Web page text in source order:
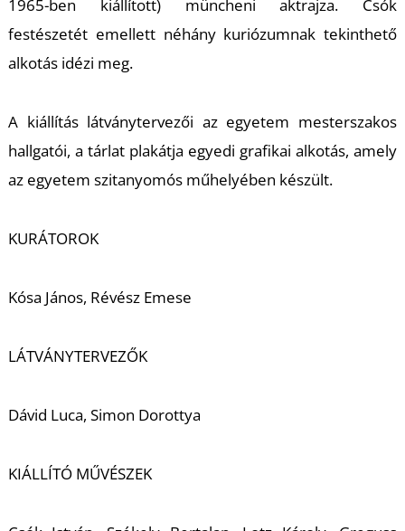
1965-ben kiállított) müncheni aktrajza. Csók
festészetét emellett néhány kuriózumnak tekinthető
alkotás idézi meg.
A kiállítás látványtervezői az egyetem mesterszakos
hallgatói, a tárlat plakátja egyedi grafikai alkotás, amely
az egyetem szitanyomós műhelyében készült.
KURÁTOROK
Kósa János, Révész Emese
LÁTVÁNYTERVEZŐK
Dávid Luca, Simon Dorottya
KIÁLLÍTÓ MŰVÉSZEK